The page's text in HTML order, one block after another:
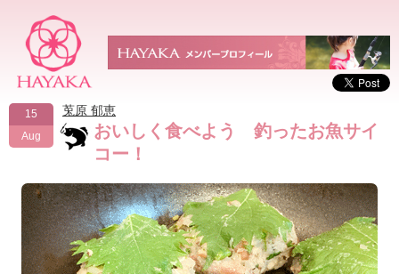
15
Aug
莵原 郁恵
おいしく食べよう 釣ったお魚サイ
コー！